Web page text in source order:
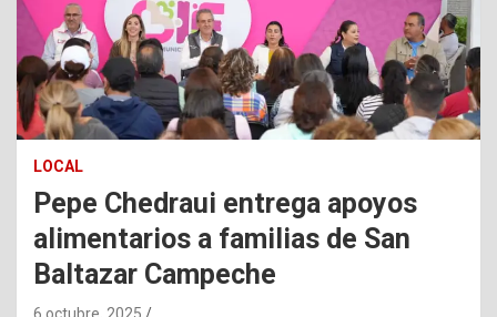
LOCAL
Pepe Chedraui entrega apoyos
alimentarios a familias de San
Baltazar Campeche